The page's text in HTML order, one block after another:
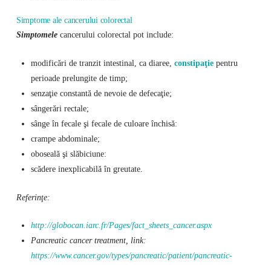
Simptome ale cancerului colorectal
Simptomelecancerului colorectal pot include:
modificări de tranzit intestinal, ca diaree, constipaţiepentru
perioade prelungite de timp;
senzaţie constantă de nevoie de defecaţie;
sângerări rectale;
sânge în fecale şi fecale de culoare închisă:
crampe abdominale;
oboseală şi slăbiciune:
scădere inexplicabilă în greutate.
Referinţe:
http://globocan.iarc.fr/Pages/fact_sheets_cancer.aspx
Pancreatic cancer treatment, link:
https://www.cancer.gov/types/pancreatic/patient/pancreatic-